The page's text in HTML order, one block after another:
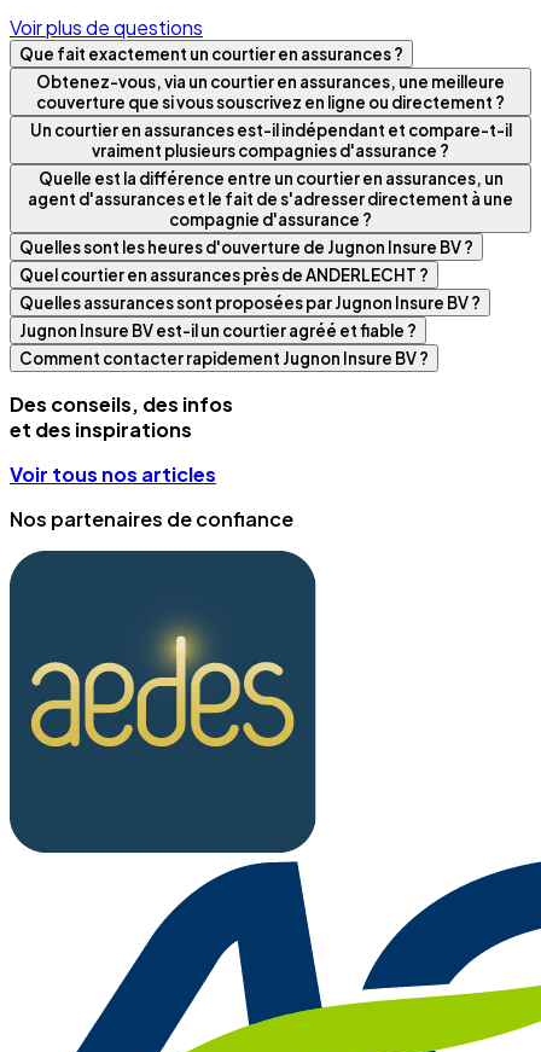
Voir plus de questions
Que fait exactement un courtier en assurances ?
Obtenez-vous, via un courtier en assurances, une meilleure
couverture que si vous souscrivez en ligne ou directement ?
Un courtier en assurances est-il indépendant et compare-t-il
vraiment plusieurs compagnies d'assurance ?
Quelle est la différence entre un courtier en assurances, un
agent d'assurances et le fait de s'adresser directement à une
compagnie d'assurance ?
Quelles sont les heures d'ouverture de Jugnon Insure BV ?
Quel courtier en assurances près de ANDERLECHT ?
Quelles assurances sont proposées par Jugnon Insure BV ?
Jugnon Insure BV est-il un courtier agréé et fiable ?
Comment contacter rapidement Jugnon Insure BV ?
Des conseils, des infos
et des inspirations
Voir tous nos articles
Nos partenaires de confiance